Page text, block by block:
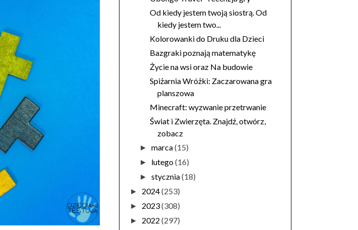
Od kiedy jestem twoją siostrą. Od
kiedy jestem two...
Kolorowanki do Druku dla Dzieci
Bazgraki poznają matematykę
Życie na wsi oraz Na budowie
Spiżarnia Wróżki: Zaczarowana gra
planszowa
Minecraft: wyzwanie przetrwanie
Świat i Zwierzęta. Znajdź, otwórz,
zobacz
►marca(15)
► lutego(16)
►stycznia(18)
► 2024(253)
► 2023(308)
► 2022 (297)